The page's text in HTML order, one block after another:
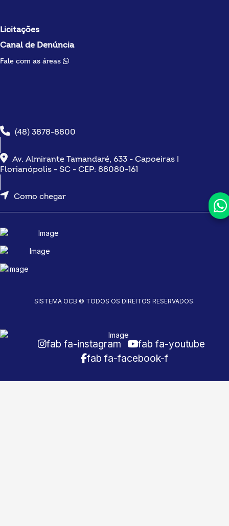
Licitações
Canal de Denúncia
Fale com as áreas
(48) 3878-8800
Av. Almirante Tamandaré, 633 - Capoeiras |
Florianópolis - SC - CEP: 88080-161
Como chegar
SISTEMA OCB © TODOS OS DIREITOS RESERVADOS.
fab fa-instagram
fab fa-youtube
fab fa-facebook-f